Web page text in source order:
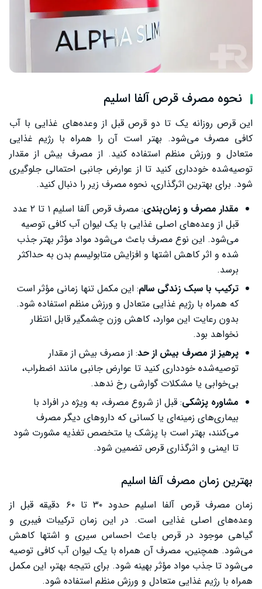
نحوه مصرف قرص آلفا اسلیم
این قرص روزانه یک تا دو قرص قبل از وعده‌های غذایی با آب
کافی مصرف می‌شود. بهتر است آن را همراه با رژیم غذایی
متعادل و ورزش منظم استفاده کنید. از مصرف بیش از مقدار
توصیه‌شده خودداری کنید تا از عوارض جانبی احتمالی جلوگیری
شود. برای بهترین اثرگذاری، نحوه مصرف زیر را دنبال کنید.
مقدار مصرف و زمان‌بندی
: مصرف قرص آلفا اسلیم ۱ تا ۲ عدد
قبل از وعده‌های اصلی غذایی با یک لیوان آب کافی توصیه
می‌شود. این نوع مصرف باعث می‌شود مواد مؤثر بهتر جذب
شده و اثر کاهش اشتها و افزایش متابولیسم بدن به حداکثر
برسد.
ترکیب با سبک زندگی سالم: این مکمل تنها زمانی مؤثر است
که همراه با رژیم غذایی متعادل و ورزش منظم استفاده شود.
بدون رعایت این موارد، کاهش وزن چشمگیر قابل انتظار
نخواهد بود.
پرهیز از مصرف بیش از حد: از مصرف بیش از مقدار
توصیه‌شده خودداری کنید تا عوارض جانبی مانند اضطراب،
بی‌خوابی یا مشکلات گوارشی رخ ندهد.
مشاوره پزشکی: قبل از شروع مصرف، به ویژه در افراد با
بیماری‌های زمینه‌ای یا کسانی که داروهای دیگر مصرف
می‌کنند، بهتر است با پزشک یا متخصص تغذیه مشورت شود
تا ایمنی و اثرگذاری قرص تضمین شود.
بهترین زمان مصرف آلفا اسلیم
زمان مصرف قرص آلفا اسلیم حدود ۳۰ تا ۶۰ دقیقه قبل از
وعده‌های اصلی غذایی است. در این زمان ترکیبات فیبری و
گیاهی موجود در قرص باعث احساس سیری و اشتها کاهش
می‌شود. همچنین، مصرف آن همراه با یک لیوان آب کافی توصیه
می‌شود تا جذب مواد مؤثر بهینه شود. برای نتیجه بهتر، این مکمل
همراه با رژیم غذایی متعادل و ورزش منظم استفاده شود.